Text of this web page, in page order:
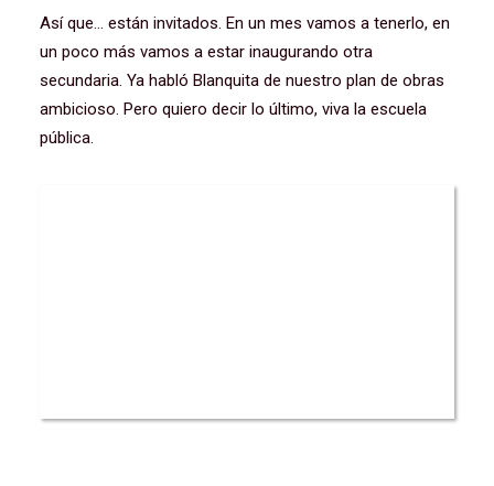
Así que… están invitados. En un mes vamos a tenerlo, en
un poco más vamos a estar inaugurando otra
secundaria. Ya habló Blanquita de nuestro plan de obras
ambicioso. Pero quiero decir lo último, viva la escuela
pública.